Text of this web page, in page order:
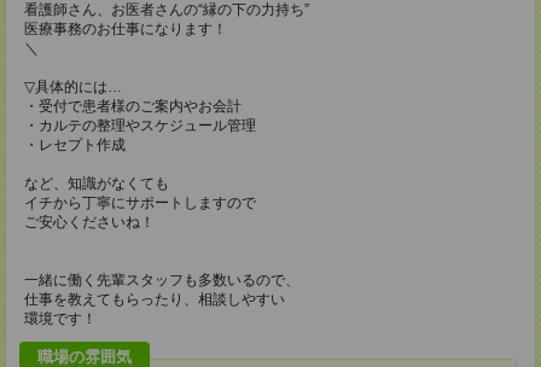
看護師さん、お医者さんの“縁の下の力持ち”
医療事務のお仕事になります！
＼
▽具体的には…
・受付で患者様のご案内やお会計
・カルテの整理やスケジュール管理
・レセプト作成
など、知識がなくても
イチから丁寧にサポートしますので
ご安心くださいね！
一緒に働く先輩スタッフも多数いるので、
仕事を教えてもらったり、相談しやすい
環境です！
職場の雰囲気